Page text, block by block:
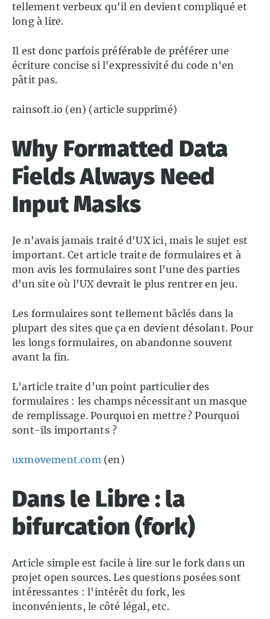
tellement verbeux qu'il en devient compliqué et
long à lire.
Il est donc parfois préférable de préférer une
écriture concise si l'expressivité du code n'en
pâtit pas.
rainsoft.io (en) (article supprimé)
Why Formatted Data
Fields Always Need
Input Masks
Je n'avais jamais traité d'UX ici, mais le sujet est
important. Cet article traite de formulaires et à
mon avis les formulaires sont l'une des parties
d'un site où l'UX devrait le plus rentrer en jeu.
Les formulaires sont tellement bâclés dans la
plupart des sites que ça en devient désolant. Pour
les longs formulaires, on abandonne souvent
avant la fin.
L'article traite d'un point particulier des
formulaires : les champs nécessitant un masque
de remplissage. Pourquoi en mettre ? Pourquoi
sont-ils importants ?
uxmovement.com(en)
Dans le Libre : la
bifurcation (fork)
Article simple est facile à lire sur le fork dans un
projet open sources. Les questions posées sont
intéressantes : l'intérêt du fork, les
inconvénients, le côté légal, etc.